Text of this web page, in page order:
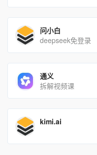
问小白
deepseek免登录
通义
拆解视频课
kimi.ai